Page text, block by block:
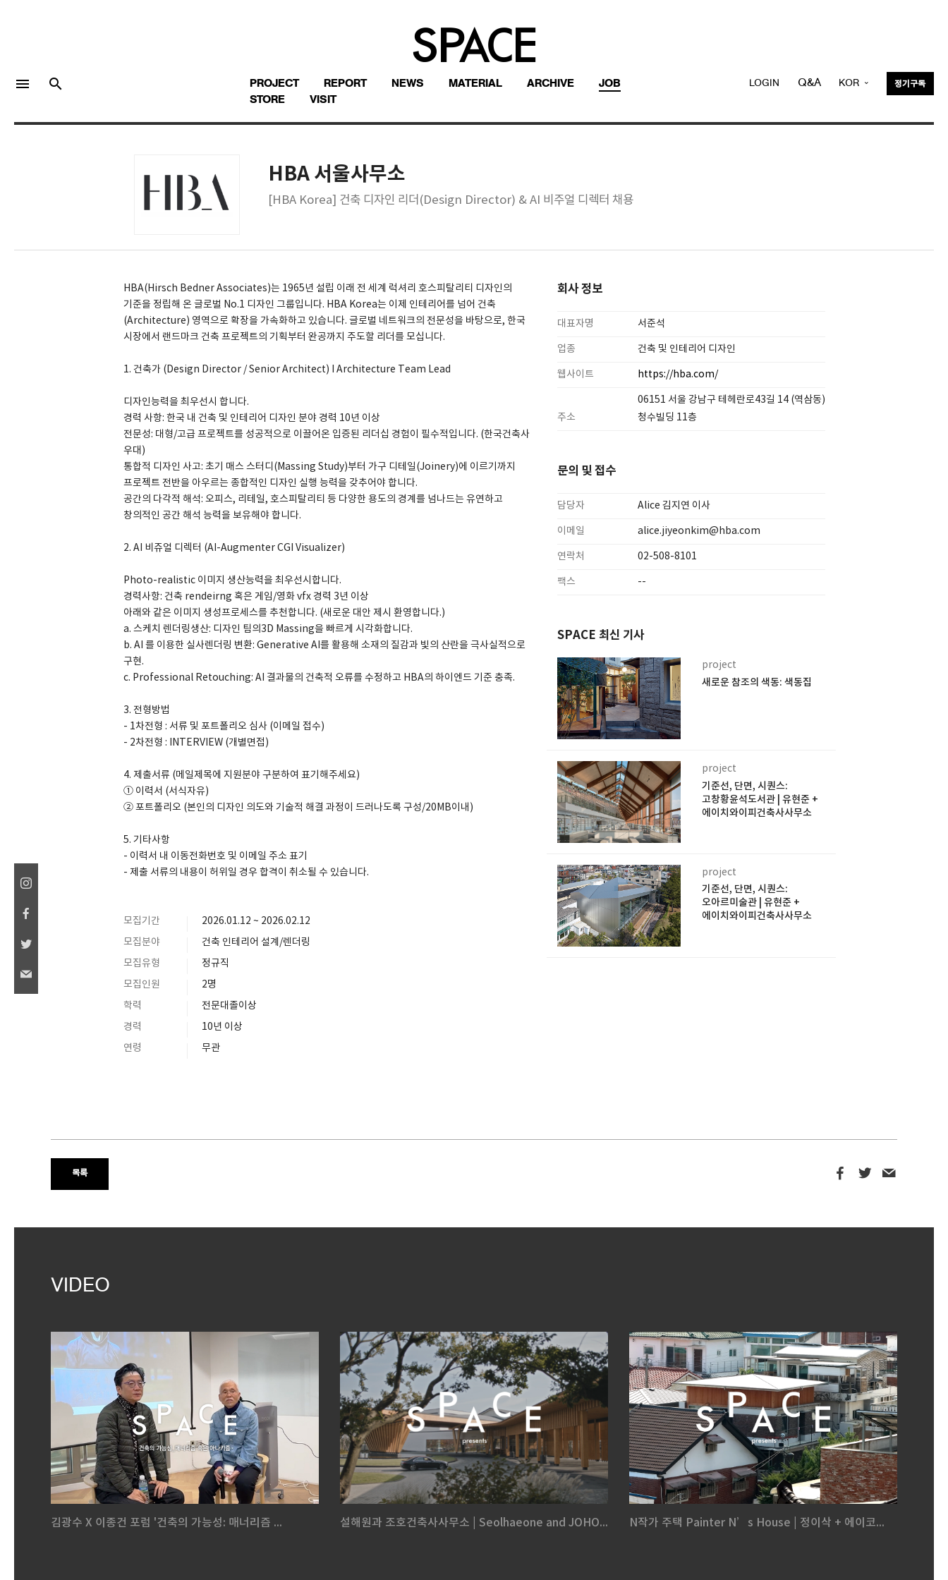
Naver 로그인
menu search PROJECT REPORT NEWS MATERIAL ARCHIVE
JOB
STORE
VISIT
LOGIN Q&A KOR 정기구독
HBA 서울사무소
[HBA Korea] 건축 디자인 리더(Design Director) & AI 비주얼 디렉터 채용
HBA(Hirsch Bedner Associates)는 1965년 설립 이래 전 세계 럭셔리 호스피탈리티 디자인의
기준을 정립해 온 글로벌 No.1 디자인 그룹입니다. HBA Korea는 이제 인테리어를 넘어 건축
(Architecture) 영역으로 확장을 가속화하고 있습니다. 글로벌 네트워크의 전문성을 바탕으로, 한국
시장에서 랜드마크 건축 프로젝트의 기획부터 완공까지 주도할 리더를 모십니다.
1. 건축가 (Design Director / Senior Architect) I Architecture Team Lead
디자인능력을 최우선시 합니다.
경력 사항: 한국 내 건축 및 인테리어 디자인 분야 경력 10년 이상
전문성: 대형/고급 프로젝트를 성공적으로 이끌어온 입증된 리더십 경험이 필수적입니다. (한국건축사
우대)
통합적 디자인 사고: 초기 매스 스터디(Massing Study)부터 가구 디테일(Joinery)에 이르기까지
프로젝트 전반을 아우르는 종합적인 디자인 실행 능력을 갖추어야 합니다.
공간의 다각적 해석: 오피스, 리테일, 호스피탈리티 등 다양한 용도의 경계를 넘나드는 유연하고
창의적인 공간 해석 능력을 보유해야 합니다.
2. AI 비쥬얼 디렉터 (AI-Augmenter CGI Visualizer)
Photo-realistic 이미지 생산능력을 최우선시합니다.
경력사항: 건축 rendeirng 혹은 게임/영화 vfx 경력 3년 이상
아래와 같은 이미지 생성프로세스를 추천합니다. (새로운 대안 제시 환영합니다.)
a. 스케치 렌더링생산: 디자인 팀의3D Massing을 빠르게 시각화합니다.
b. AI 를 이용한 실사렌더링 변환: Generative AI를 활용해 소재의 질감과 빛의 산란을 극사실적으로
구현.
c. Professional Retouching: AI 결과물의 건축적 오류를 수정하고 HBA의 하이엔드 기준 충족.
3. 전형방법
- 1차전형 : 서류 및 포트폴리오 심사 (이메일 접수)
- 2차전형 : INTERVIEW (개별면접)
4. 제출서류 (메일제목에 지원분야 구분하여 표기해주세요)
① 이력서 (서식자유)
② 포트폴리오 (본인의 디자인 의도와 기술적 해결 과정이 드러나도록 구성/20MB이내)
5. 기타사항
- 이력서 내 이동전화번호 및 이메일 주소 표기
- 제출 서류의 내용이 허위일 경우 합격이 취소될 수 있습니다.
모집기간
2026.01.12 ~ 2026.02.12
모집분야
건축 인테리어 설계/렌더링
모집유형
정규직
모집인원
2명
학력
전문대졸이상
경력
10년 이상
연령
무관
회사 정보
대표자명 서준석
업종 건축 및 인테리어 디자인
웹사이트 https://hba.com/
주소
06151 서울 강남구 테헤란로43길 14 (역삼동)
청수빌딩 11층
문의 및 접수
담당자 Alice 김지연 이사
이메일 alice.jiyeonkim@hba.com
연락처 02-508-8101
팩스 --
SPACE 최신 기사
project
새로운 참조의 색동: 색동집
project
기준선, 단면, 시퀀스:
고창황윤석도서관 | 유현준 +
에이치와이피건축사사무소
project
기준선, 단면, 시퀀스:
오아르미술관 | 유현준 +
에이치와이피건축사사무소
목록
VIDEO
김광수 X 이종건 포럼 '건축의 가능성: 매너리즘 ... 설해원과 조호건축사사무소 | Seolhaeone and JOHO... N작가 주택 Painter N’s House | 정이삭 + 에이코...